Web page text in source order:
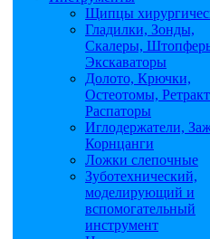
Щипцы
Гладилки, Зонды,
Скалеры,
Экскаваторы
Долото, Крючки,
Остеотомы,
Распаторы
Иглодержатели,
Корнцанги
Ложки слепочные
Зуботехнический,
моделирующий и
вспомогательный
инструмент